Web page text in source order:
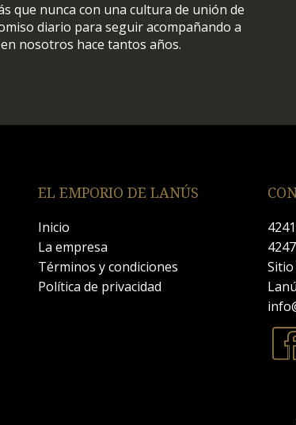
que nunca con una cultura de unión de
diario para seguir acompañando a
nosotros hace tantos años.
EL EMPORIO DE LANÚS
Inicio
La empresa
Términos y condiciones
Política de privacidad